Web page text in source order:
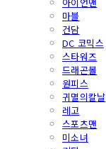
마블
건담
DC 코믹스
스타워즈
드래곤볼
원피스
귀멸의칼날
레고
스포츠맨
미소녀